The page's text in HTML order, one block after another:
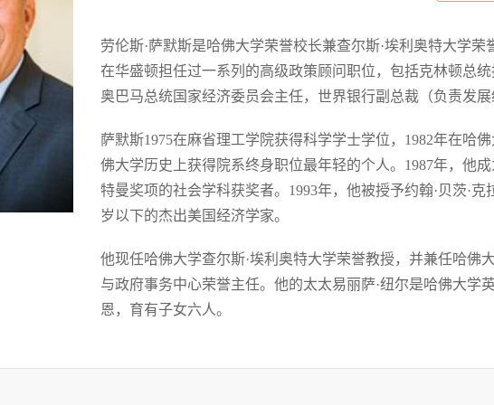
劳伦斯·萨默斯是哈佛大学荣誉校长兼查尔斯·埃利奥特大学
在华盛顿担任过一系列的高级政策顾问职位，包括克林顿总统
奥巴马总统国家经济委员会主任，世界银行副总裁（负责发展
萨默斯1975在麻省理工学院获得科学学士学位，1982年在哈
佛大学历史上获得院系终身职位最年轻的个人。1987年，他
特曼奖项的社会学科获奖者。1993年，他被授予约翰·贝茨·
岁以下的杰出美国经济学家。
他现任哈佛大学查尔斯·埃利奥特大学荣誉教授，并兼任哈佛
与政府事务中心荣誉主任。他的太太易丽萨·纽尔是哈佛大学
恩，育有子女六人。